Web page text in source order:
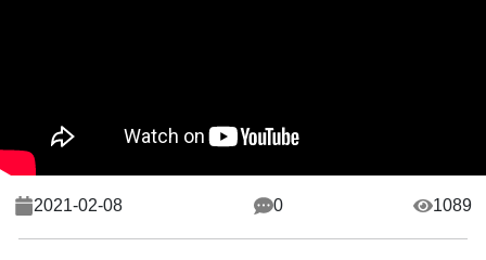
2021-02-08 0 1089